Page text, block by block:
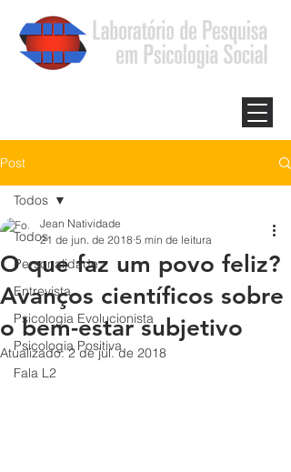
Post
Todos
Personalidade
Entrevista
Psicologia Evolucionista
Psicologia Positiva
Fala L2
Todos
O que faz um povo feliz?
Avanços científicos sobre
o bem-estar subjetivo
Jean Natividade
21 de jun. de 2018 5 min de leitura
Atualizado:2 de jul. de 2018